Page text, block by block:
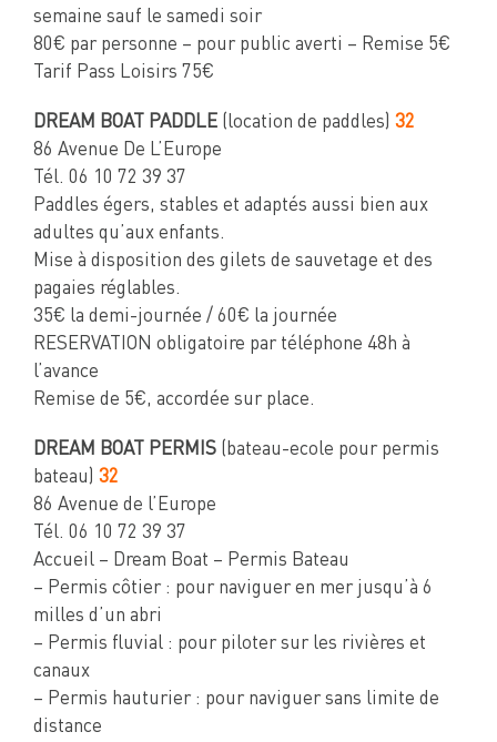
semaine sauf le samedi soir
80€ par personne – pour public averti – Remise 5€
Tarif Pass Loisirs 75€
DREAM BOAT PADDLE (location de paddles) 32
86 Avenue De L’Europe
Tél. 06 10 72 39 37
Paddles égers, stables et adaptés aussi bien aux
adultes qu’aux enfants.
Mise à disposition des gilets de sauvetage et des
pagaies réglables.
35€ la demi-journée / 60€ la journée
RESERVATION obligatoire par téléphone 48h à
l’avance
Remise de 5€, accordée sur place.
DREAM BOAT PERMIS (bateau-ecole pour permis
bateau) 32
86 Avenue de l’Europe
Tél. 06 10 72 39 37
Accueil – Dream Boat – Permis Bateau
– Permis côtier : pour naviguer en mer jusqu’à 6
milles d’un abri
– Permis fluvial : pour piloter sur les rivières et
canaux
– Permis hauturier : pour naviguer sans limite de
distance